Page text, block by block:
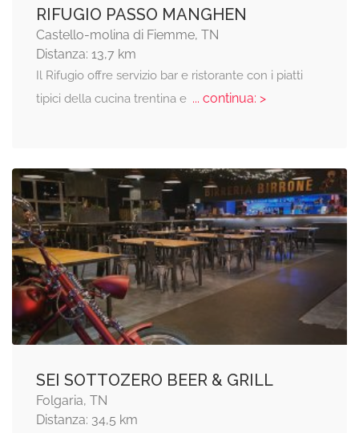
RIFUGIO PASSO MANGHEN
Castello-molina di Fiemme, TN
Distanza: 13,7 km
Il Rifugio offre servizio bar e ristorante con i piatti
tipici della cucina trentina e... continua: >
SEI SOTTOZERO BEER & GRILL
Folgaria, TN
Distanza: 34,5 km